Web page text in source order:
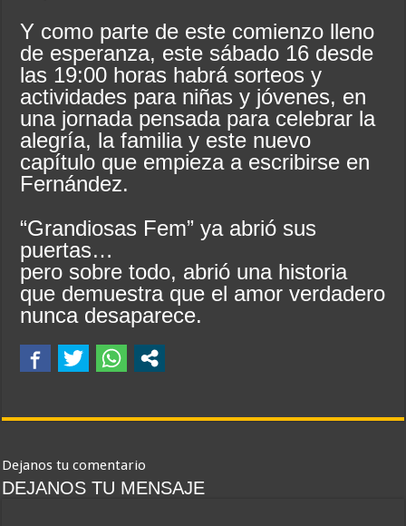
Y como parte de este comienzo lleno
de esperanza, este sábado 16 desde
las 19:00 horas habrá sorteos y
actividades para niñas y jóvenes, en
una jornada pensada para celebrar la
alegría, la familia y este nuevo
capítulo que empieza a escribirse en
Fernández.
“Grandiosas Fem” ya abrió sus
puertas…
pero sobre todo, abrió una historia
que demuestra que el amor verdadero
nunca desaparece.
Dejanos tu comentario
DEJANOS TU MENSAJE